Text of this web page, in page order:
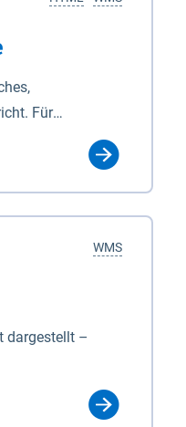
Für
"2.Deichlinie" ist
Ein Bauwerk
WMS
dargestellt –